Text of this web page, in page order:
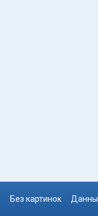
Без картинок